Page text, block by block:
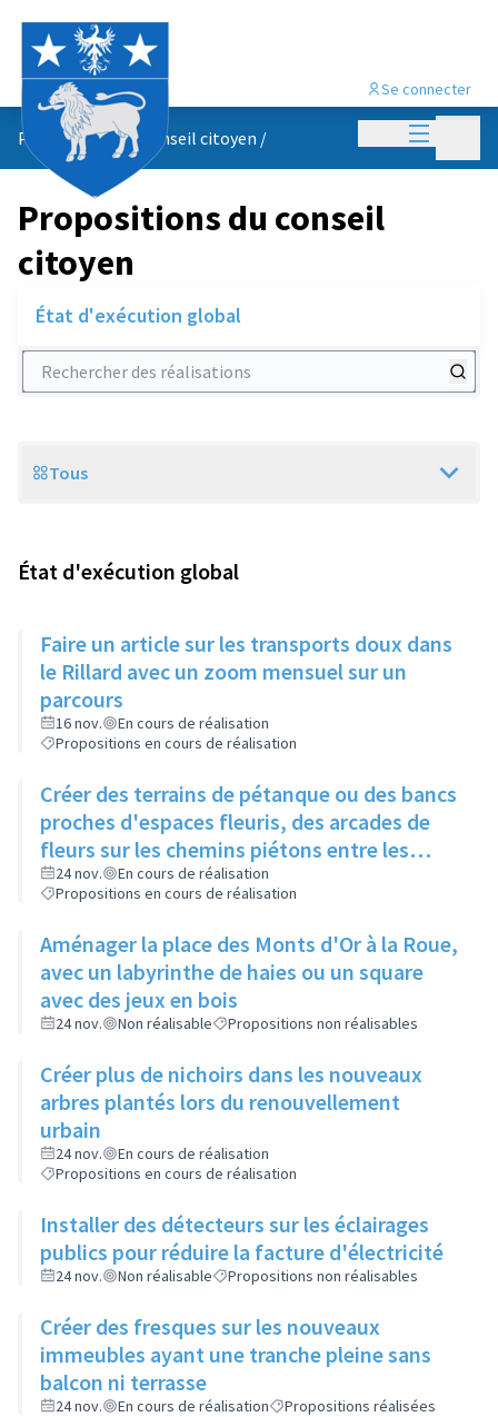
Menu
Se connecter
Propositions du conseil citoyen /
Propositions du conseil
citoyen
État d'exécution global
Rechercher des réalisations
Scope
Tous
État d'exécution global
Faire un article sur les transports doux dans
le Rillard avec un zoom mensuel sur un
parcours
16 nov.
En cours de réalisation
Propositions en cours de réalisation
Créer des terrains de pétanque ou des bancs
proches d'espaces fleuris, des arcades de
fleurs sur les chemins piétons entre les
immeubles
24 nov.
En cours de réalisation
Propositions en cours de réalisation
Aménager la place des Monts d'Or à la Roue,
avec un labyrinthe de haies ou un square
avec des jeux en bois
24 nov. Non réalisable Propositions non réalisables
Créer plus de nichoirs dans les nouveaux
arbres plantés lors du renouvellement
urbain
24 nov.
En cours de réalisation
Propositions en cours de réalisation
Installer des détecteurs sur les éclairages
publics pour réduire la facture d'électricité
24 nov. Non réalisable Propositions non réalisables
Créer des fresques sur les nouveaux
immeubles ayant une tranche pleine sans
balcon ni terrasse
24 nov. En cours de réalisation Propositions réalisées